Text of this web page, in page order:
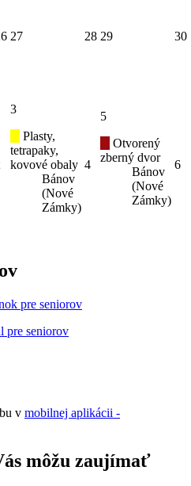
27 28 29 30
3
Plasty,
tetrapaky,
kovové obaly
Bánov
(Nové
Zámky)
4
5
Otvorený
zberný dvor
Bánov
(Nové
Zámky)
6
pre seniorov
v mobilnej aplikácii -
môžu zaujímať